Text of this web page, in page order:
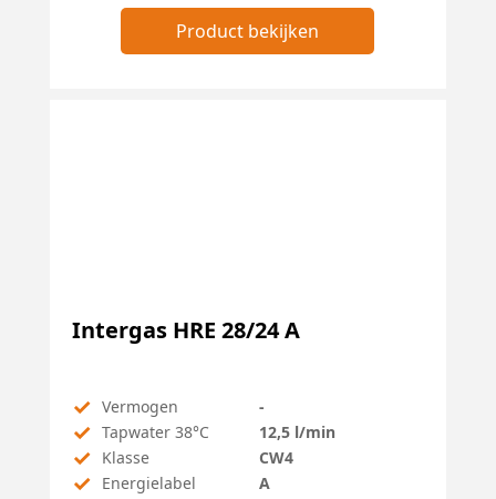
Product bekijken
Intergas HRE 28/24 A
✓
✓
✓
✓
Vermogen
Tapwater 38°C
Klasse
Energielabel
-
12,5 l/min
CW4
A